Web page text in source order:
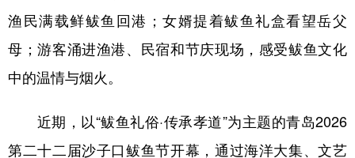
公益
渔民满载鲜鲅鱼回港；女婿提着鲅鱼礼盒看望岳父
母；游客涌进渔港、民宿和节庆现场，感受鲅鱼文化
中的温情与烟火。
近期，以“鲅鱼礼俗·传承孝道”为主题的青岛2026
第二十二届沙子口鲅鱼节开幕，通过海洋大集、文艺